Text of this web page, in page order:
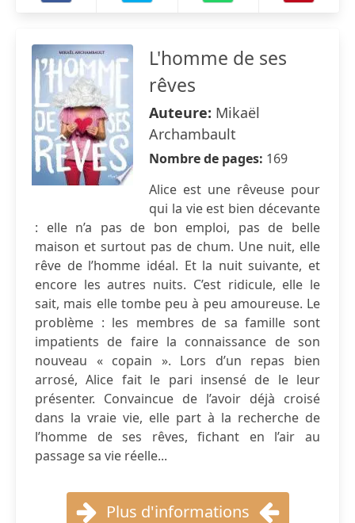
L'homme de ses
rêves
Auteure: Mikaël
Archambault
Nombre de pages: 169
Alice est une rêveuse pour
qui la vie est bien décevante
: elle n’a pas de bon emploi, pas de belle
maison et surtout pas de chum. Une nuit, elle
rêve de l’homme idéal. Et la nuit suivante, et
encore les autres nuits. C’est ridicule, elle le
sait, mais elle tombe peu à peu amoureuse. Le
problème : les membres de sa famille sont
impatients de faire la connaissance de son
nouveau « copain ». Lors d’un repas bien
arrosé, Alice fait le pari insensé de le leur
présenter. Convaincue de l’avoir déjà croisé
dans la vraie vie, elle part à la recherche de
l’homme de ses rêves, fichant en l’air au
passage sa vie réelle...
Plus d'informations